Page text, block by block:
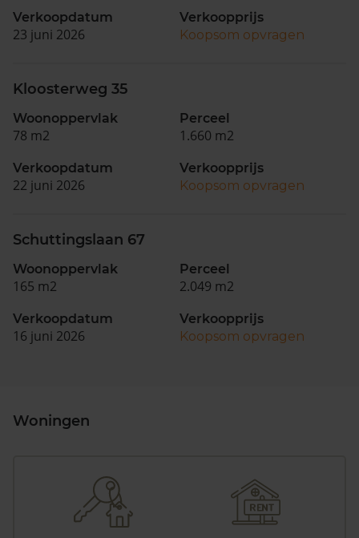
Verkoopdatum
23 juni 2026
Verkoopprijs
Koopsom opvragen
Kloosterweg 35
Woonoppervlak
78 m2
Perceel
1.660 m2
Verkoopdatum
22 juni 2026
Verkoopprijs
Koopsom opvragen
Schuttingslaan 67
Woonoppervlak
165 m2
Perceel
2.049 m2
Verkoopdatum
16 juni 2026
Verkoopprijs
Koopsom opvragen
Woningen